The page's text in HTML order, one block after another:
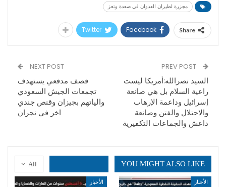
مجزرة لطيران العدوان في صعدة وتعز
Share
Facebook
Twitter
السيد نصرالله:أمريكا ليست
راعية السلام بل هي صانعة
إسرائيل وداعمة الإرهاب
والاحتلال والفتن وصانعة
داعش والجماعات التكفيرية
NEXT POST
قصف مدفعي يستهدف
تجمعات الجيش السعودي
والياتهم بجيزان وقنص جندي
اخر في نجران
All YOU MIGHT ALSO LIKE
الأخبار الأخبار